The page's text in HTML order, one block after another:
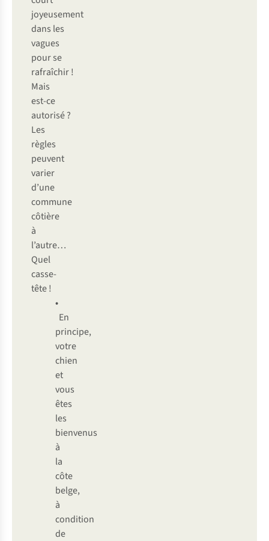
joyeusement
dans les
vagues
pour se
rafraîchir !
Mais
est-ce
autorisé ?
Les
règles
peuvent
varier
d’une
commune
côtière
à
l’autre…
Quel
casse-
tête !
•
En
principe,
votre
chien
et
vous
êtes
les
bienvenus
à
la
côte
belge,
à
condition
de